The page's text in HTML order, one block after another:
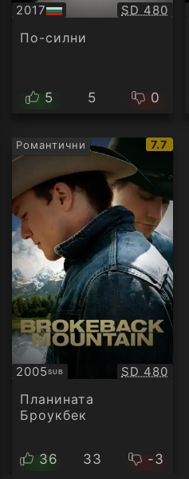
2017
БГ
аудио
Качество:
SD 480
По-силни
5 5 0
Романтични
IMDb
7.7
2005SUB
Субтитри Качество:
SD 480
Планината
Броукбек
36 33 -3